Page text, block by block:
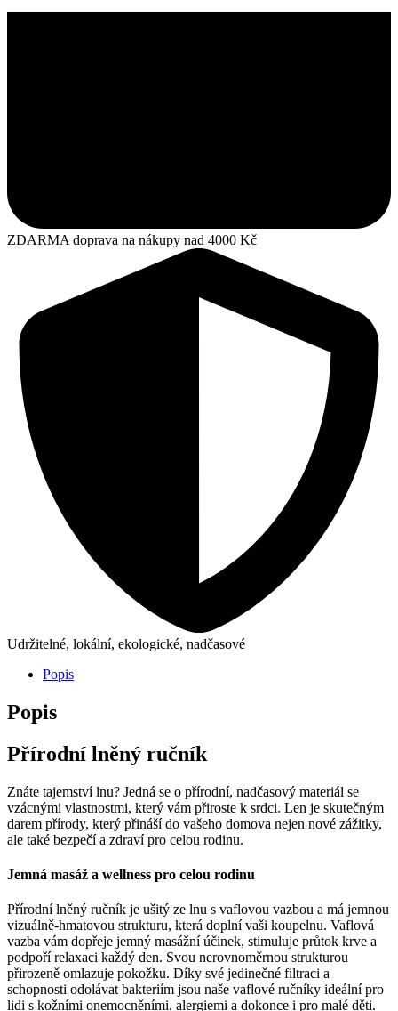
ZDARMA doprava na nákupy nad 4000 Kč
Udržitelné, lokální, ekologické, nadčasové
Popis
Popis
Přírodní lněný ručník
Znáte tajemství lnu? Jedná se o přírodní, nadčasový materiál se
vzácnými vlastnostmi, který vám přiroste k srdci. Len je skutečným
darem přírody, který přináší do vašeho domova nejen nové zážitky,
ale také bezpečí a zdraví pro celou rodinu.
Jemná masáž a wellness pro celou rodinu
Přírodní lněný ručník je ušitý ze lnu s vaflovou vazbou a má jemnou
vizuálně-hmatovou strukturu, která doplní vaši koupelnu. Vaflová
vazba vám dopřeje jemný masážní účinek, stimuluje průtok krve a
podpoří relaxaci každý den. Svou nerovnoměrnou strukturou
přirozeně omlazuje pokožku. Díky své jedinečné filtraci a
schopnosti odolávat bakteriím jsou naše vaflové ručníky ideální pro
lidi s kožními onemocněními, alergiemi a dokonce i pro malé děti.